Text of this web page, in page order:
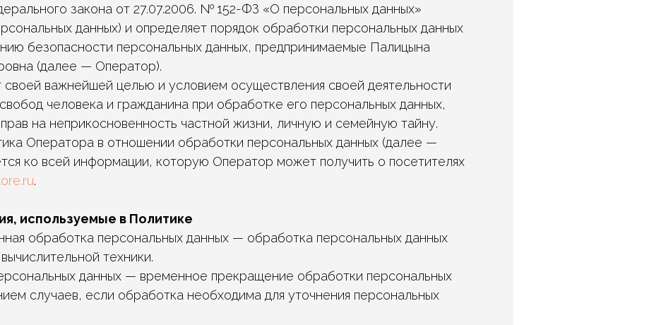
закона от 27.07.2006. № 152-ФЗ «О персональных данных»
данных) и определяет порядок обработки персональных данных
безопасности персональных данных, предпринимаемые Палицына
(далее — Оператор).
своей важнейшей целью и условием осуществления своей деятельности
человека и гражданина при обработке его персональных данных,
на неприкосновенность частной жизни, личную и семейную тайну.
Оператора в отношении обработки персональных данных (далее —
ко всей информации, которую Оператор может получить о посетителях
.
используемые в Политике
обработка персональных данных — обработка персональных данных
техники.
данных — временное прекращение обработки персональных
случаев, если обработка необходима для уточнения персональных